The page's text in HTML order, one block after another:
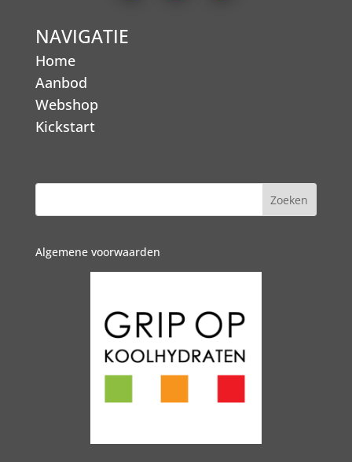
NAVIGATIE
Home
Aanbod
Webshop
Kickstart
Algemene voorwaarden